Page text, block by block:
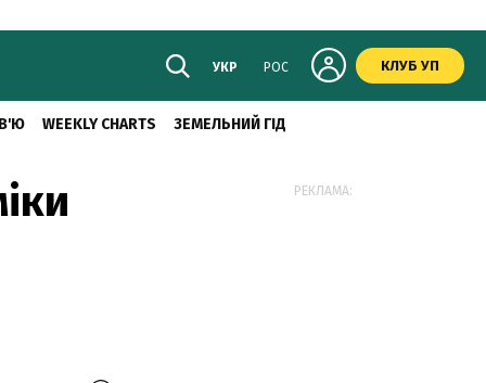
УКР РОС КЛУБ УП
WEEKLY CHARTS ЗЕМЕЛЬНИЙ ГІД
РЕКЛАМА: